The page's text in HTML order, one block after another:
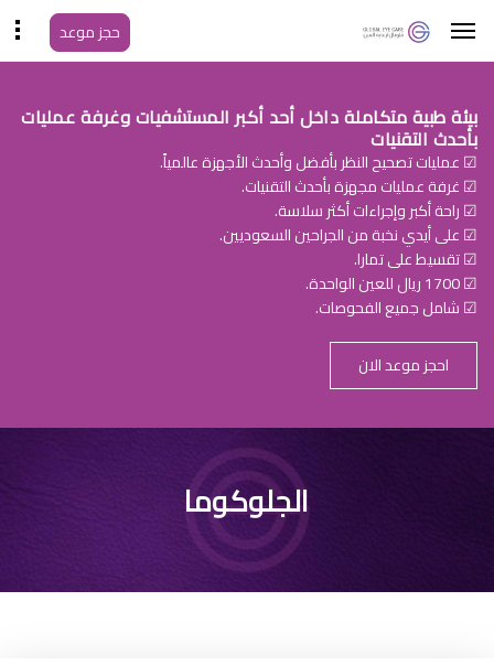
حجز موعد
بيئة طبية متكاملة داخل أحد أكبر المستشفيات وغرفة عمليات
بأحدث التقنيات
☑ عمليات تصحيح النظر بأفضل وأحدث الأجهزة عالمياً.
☑ غرفة عمليات مجهزة بأحدث التقنيات.
☑ راحة أكبر وإجراءات أكثر سلاسة.
☑ على أيدي نخبة من الجراحين السعوديين.
☑ تقسيط على تمارا.
☑ 1700 ريال للعين الواحدة.
☑ شامل جميع الفحوصات.
احجز موعد الان
اسم مرض الماء الزرقاء
في العين
الجلوكوما